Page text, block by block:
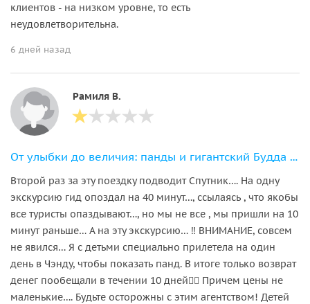
клиентов - на низком уровне, то есть
неудовлетворительна.
6 дней назад
Рамиля В.
От улыбки до величия: панды и гигантский Будда за 1 день
Второй раз за эту поездку подводит Спутник…. На одну
экскурсию гид опоздал на 40 минут…, ссылаясь , что якобы
все туристы опаздывают…, но мы не все , мы пришли на 10
минут раньше… А на эту экскурсию… ‼️ ВНИМАНИЕ, совсем
не явился… Я с детьми специально прилетела на один
день в Чэнду, чтобы показать панд. В итоге только возврат
денег пообещали в течении 10 дней🤦‍♀️ Причем цены не
маленькие…. Будьте осторожны с этим агентством! Детей